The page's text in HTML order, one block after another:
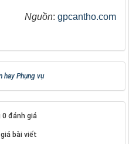
Nguồn: gpcantho.com
hay Phụng vụ
0 đánh giá
bài viết